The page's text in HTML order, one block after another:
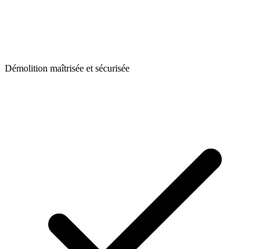
Démolition maîtrisée et sécurisée